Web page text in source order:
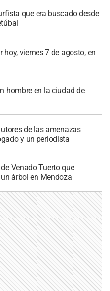
que era buscado desde
viernes 7 de agosto, en
hombre en la ciudad de
de las amenazas
y un periodista
Venado Tuerto que
árbol en Mendoza